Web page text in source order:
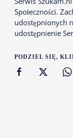
Społeczności.
udostępnionych
udostępnienie
PODZIEL SIĘ,